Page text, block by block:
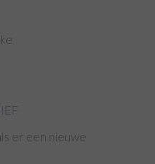
er een nieuwe